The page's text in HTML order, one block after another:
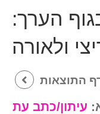
הערך:
ולאורה
התוצאות
עיתון/כתב עת